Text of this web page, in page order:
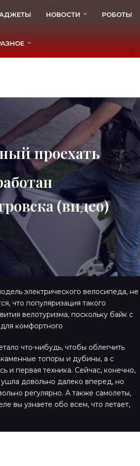
НОВОСТИ РОБОТЫ
проехать
(видео)
электрического велосипеда, не
что популяризация такого
велотуризма, поскольку байк с
комфортного
что-нибудь, чтобы облегчить
топоры и дубины, а с
и первая техника. Сейчас, конечно,
довольно далеко вперед, но
регулярно. А также самолеты,
вы узнаете обо всем, что летает,